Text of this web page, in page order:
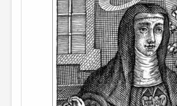
ОТДЕЛЫ И РУБРИКИ
ИЗБРАННОЕ
ДАЙДЖЕСТ
ПРОИЗВЕДЕНИЯ
ПЕРЕВОДЫ